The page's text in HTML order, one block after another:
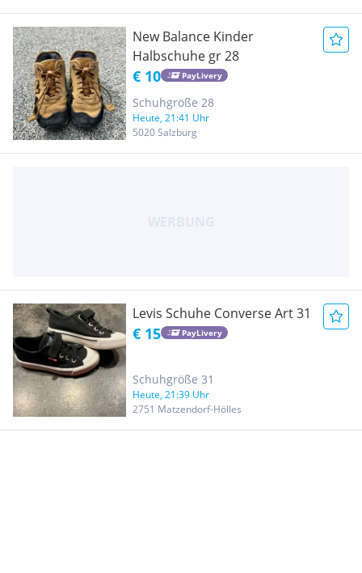
New Balance Kinder
Halbschuhe gr 28
€ 10 PayLivery
Schuhgröße 28
Heute, 21:41 Uhr
5020 Salzburg
Levis Schuhe Converse Art 31
€ 15 PayLivery
Schuhgröße 31
Heute, 21:39 Uhr
2751 Matzendorf-Hölles